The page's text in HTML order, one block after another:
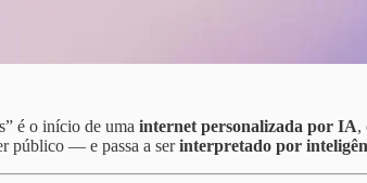
é o início de uma internet personalizada por IA,
público — e passa a serinterpretado por